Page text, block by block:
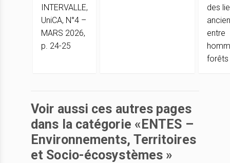
INTERVALLE,
UniCA, N°4 –
MARS 2026,
p. 24-25
des
entre
forêts
Voir aussi ces autres pages
dans la catégorie «ENTES –
Environnements, Territoires
et Socio-écosystèmes »